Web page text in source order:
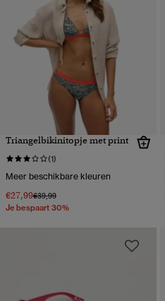
Triangelbikinitopje met print
(1)
Meer beschikbare kleuren
€27,99Prijs verlaagd van
€39,99naar
Je bespaart 30%